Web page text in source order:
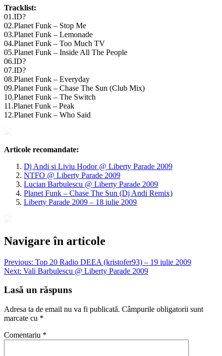
Tracklist:
01.ID?
02.Planet Funk – Stop Me
03.Planet Funk – Lemonade
04.Planet Funk – Too Much TV
05.Planet Funk – Inside All The People
06.ID?
07.ID?
08.Planet Funk – Everyday
09.Planet Funk – Chase The Sun (Club Mix)
10.Planet Funk – The Switch
11.Planet Funk – Peak
12.Planet Funk – Who Said
Articole recomandate:
Dj Andi si Liviu Hodor @ Liberty Parade 2009
NTFO @ Liberty Parade 2009
Lucian Barbulescu @ Liberty Parade 2009
Planet Funk – Chase The Sun (Dj Andi Remix)
Liberty Parade 2009 – 18 iulie 2009
Navigare în articole
Previous: Top 20 Radio DEEA (kristofer93) – 19 iulie 2009
Next: Vali Barbulescu @ Liberty Parade 2009
Lasă un răspuns
Adresa ta de email nu va fi publicată. Câmpurile obligatorii sunt
marcate cu *
Comentariu *